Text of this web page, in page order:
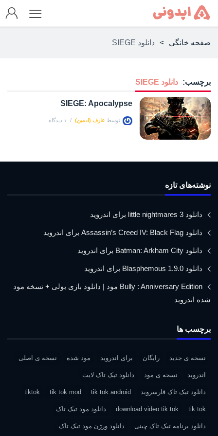
صفحه خانگی > دانلود SIEGE
برچسب: دانلود SIEGE
SIEGE: Apocalypse
توسط عارف (ادمین) ۱ دیدگاه
نوشته‌های تازه
دانلود little nightmares 3 برای اندروید
دانلود Assassin’s Creed IV: Black Flag برای اندروید
دانلود Batman: Arkham City برای اندروید
دانلود Blasphemous 1.9.0 برای اندروید
Bully : Anniversary Edition مود | دانلود بازی بولی + نسخه مود
شده اندروید
برچسب ها
نسخه ی جدید رایگان برای اندروید مود شده نسخه ی اصلی
اندروید نسخه ی مود دانلود تیک تاک لایت
دانلود تیک تاک فارسروید tik tok android
tik tok mod
tiktok
tik tok
download video tik tok دانلود مود تیک تاک
دانلود برنامه تیک تاک چینی دانلود ورژن مود تیک تاک